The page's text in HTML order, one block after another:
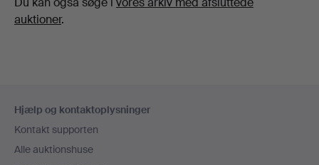
auktioner.
Hjælp og kontaktoplysninger
Kontakt supporten
Alle auktionshuse